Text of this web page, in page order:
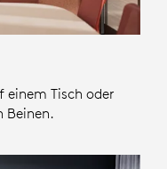
einem Tisch oder
Beinen.